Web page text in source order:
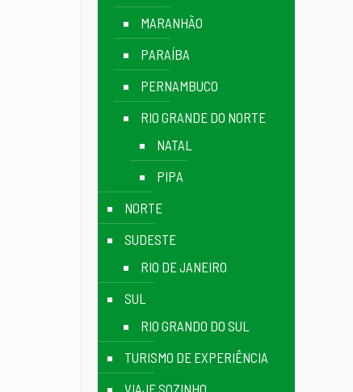
MARANHÃO
PARAÍBA
PERNAMBUCO
RIO GRANDE DO NORTE
NATAL
PIPA
NORTE
SUDESTE
RIO DE JANEIRO
SUL
RIO GRANDO DO SUL
TURISMO DE EXPERIÊNCIA
VIAJE SOZINHO